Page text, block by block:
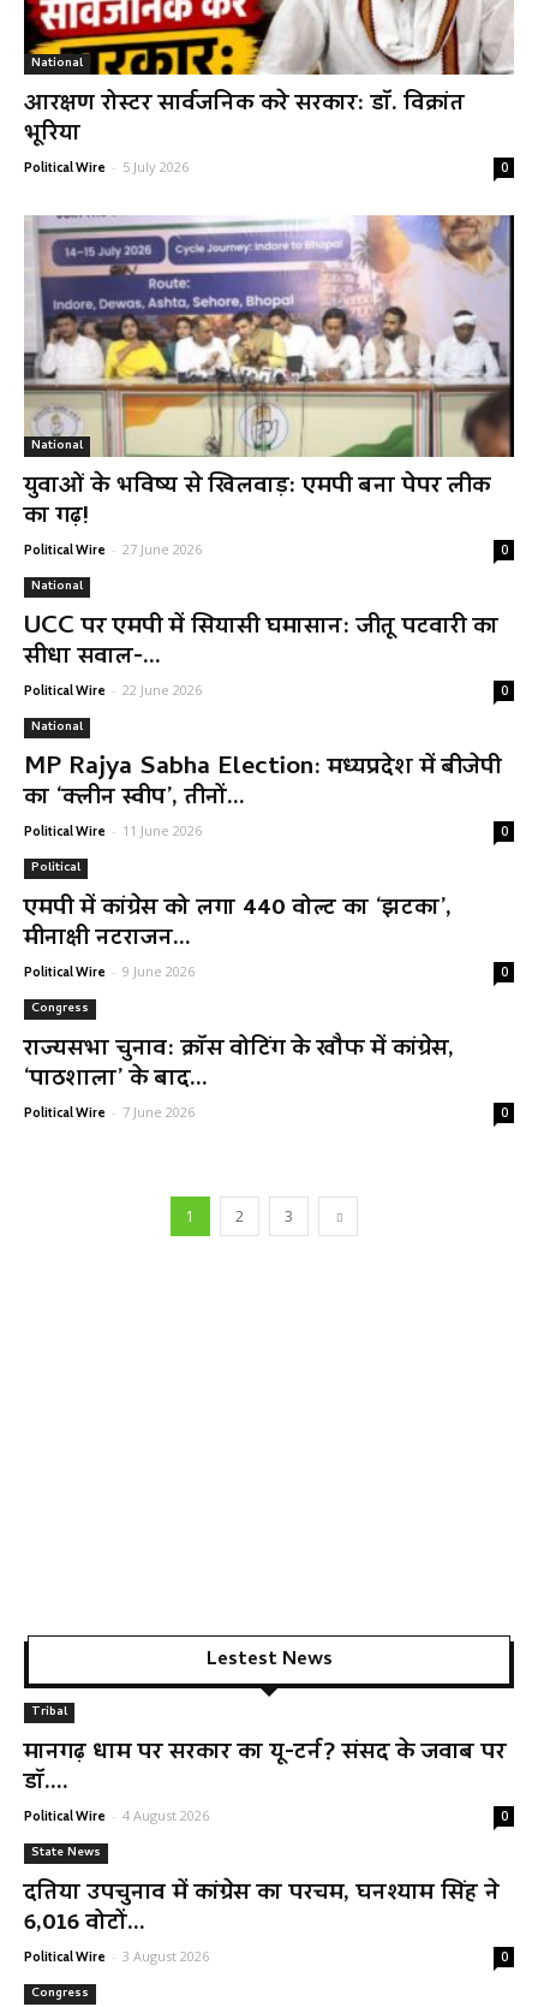
National
आरक्षण रोस्टर सार्वजनिक करे सरकार: डॉ. विक्रांत
भूरिया
Political Wire - 5 July 2026 0
National
युवाओं के भविष्य से खिलवाड़: एमपी बना पेपर लीक
का गढ़!
Political Wire - 27 June 2026 0
National
UCC पर एमपी में सियासी घमासान: जीतू पटवारी का
सीधा सवाल-...
Political Wire - 22 June 2026 0
National
MP Rajya Sabha Election: मध्यप्रदेश में बीजेपी
का ‘क्लीन स्वीप’, तीनों...
Political Wire - 11 June 2026 0
Political
एमपी में कांग्रेस को लगा 440 वोल्ट का ‘झटका’,
मीनाक्षी नटराजन...
Political Wire - 9 June 2026 0
Congress
राज्यसभा चुनाव: क्रॉस वोटिंग के खौफ में कांग्रेस,
‘पाठशाला’ के बाद...
Political Wire - 7 June 2026 0
1 2 3
Lestest News
Tribal
मानगढ़ धाम पर सरकार का यू-टर्न? संसद के जवाब पर
डॉ....
Political Wire - 4 August 2026 0
State News
दतिया उपचुनाव में कांग्रेस का परचम, घनश्याम सिंह ने
6,016 वोटों...
Political Wire - 3 August 2026 0
Congress